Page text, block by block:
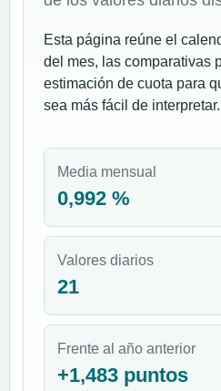
Esta página reúne el
del mes, las comparativas
estimación de cuota para
sea más fácil de interpretar.
Media mensual
0,992 %
Valores diarios
21
Frente al año anterior
+1,483 puntos